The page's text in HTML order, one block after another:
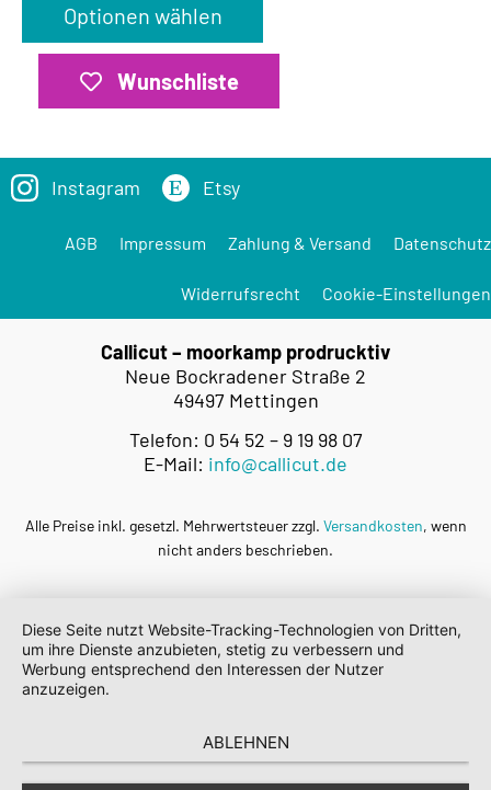
Optionen wählen
Wunschliste
Instagram Etsy
AGB Impressum Zahlung & Versand Datenschutz
Widerrufsrecht Cookie-Einstellungen
Callicut – moorkamp prodrucktiv
Neue Bockradener Straße 2
49497 Mettingen
Telefon: 0 54 52 – 9 19 98 07
E-Mail: info@callicut.de
Alle Preise inkl. gesetzl. Mehrwertsteuer zzgl. Versandkosten, wenn
nicht anders beschrieben.
Diese Seite nutzt Website-Tracking-Technologien von Dritten,
um ihre Dienste anzubieten, stetig zu verbessern und
Werbung entsprechend den Interessen der Nutzer
anzuzeigen.
ABLEHNEN